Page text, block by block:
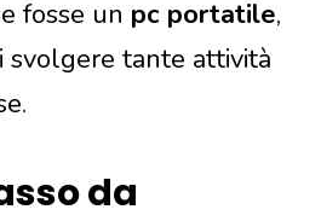
fosse un pc portatile,
svolgere tante attività
da